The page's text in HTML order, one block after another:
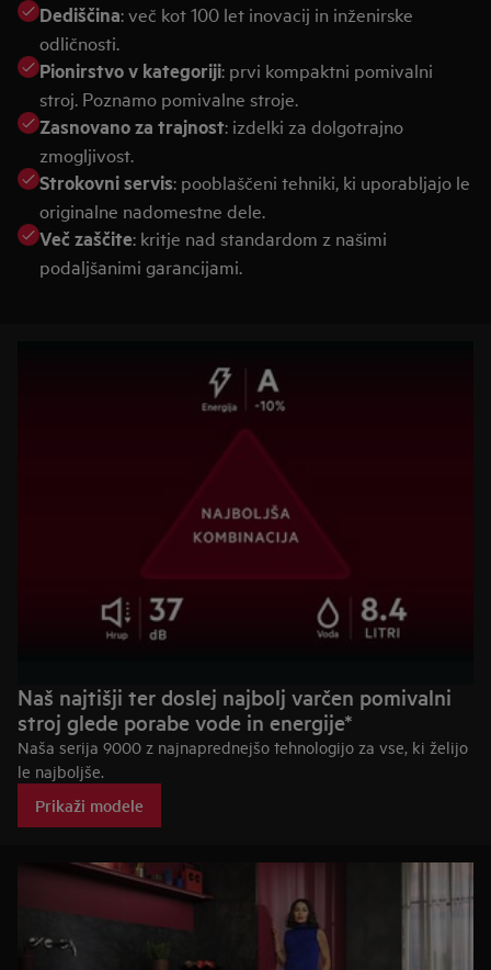
Dediščina: več kot 100 let inovacij in inženirske
odličnosti.
Pionirstvo v kategoriji: prvi kompaktni pomivalni
stroj. Poznamo pomivalne stroje.
Zasnovano za trajnost: izdelki za dolgotrajno
zmogljivost.
Strokovni servis: pooblaščeni tehniki, ki uporabljajo le
originalne nadomestne dele.
Več zaščite: kritje nad standardom z našimi
podaljšanimi garancijami.
Naš najtišji ter doslej najbolj varčen pomivalni
stroj glede porabe vode in energije*
Naša serija 9000 z najnaprednejšo tehnologijo za vse, ki želijo
le najboljše.
Prikaži modele